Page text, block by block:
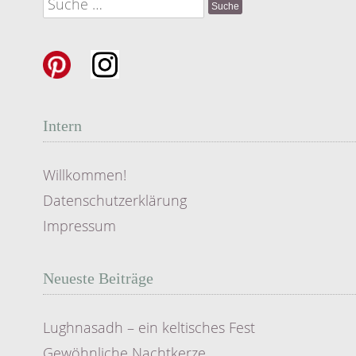
Intern
Willkommen!
Datenschutzerklärung
Impressum
Neueste Beiträge
Lughnasadh – ein keltisches Fest